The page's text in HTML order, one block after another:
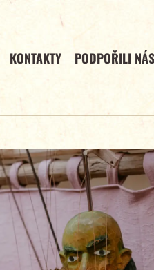
KONTAKTY PODPOŘILI NÁS